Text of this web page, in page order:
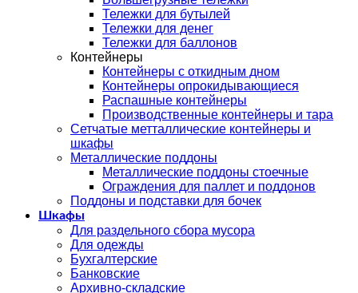
Тележки для бутылей
Тележки для денег
Тележки для баллонов
Контейнеры
Контейнеры с откидным дном
Контейнеры опрокидывающиеся
Распашные контейнеры
Производственные контейнеры и тара
Сетчатые метталлические контейнеры и
шкафы
Металлические поддоны
Металлические поддоны стоечные
Ограждения для паллет и поддонов
Поддоны и подставки для бочек
Шкафы
Для раздельного сбора мусора
Для одежды
Бухгалтерские
Банковские
Архивно-складские